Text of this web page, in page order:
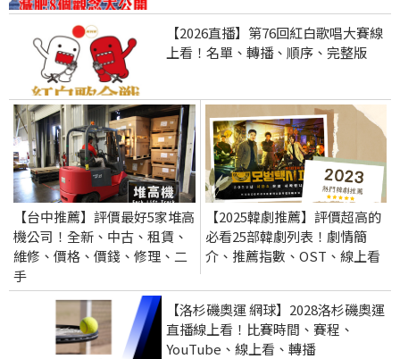
【2026直播】第76回紅白歌唱大賽線
上看！名單、轉播、順序、完整版
【台中推薦】評價最好5家堆高
機公司！全新、中古、租賃、
維修、價格、價錢、修理、二
手
【2025韓劇推薦】評價超高的
必看25部韓劇列表！劇情簡
介、推薦指數、OST、線上看
【洛杉磯奧運 網球】2028洛杉磯奧運
直播線上看！比賽時間、賽程、
YouTube、線上看、轉播